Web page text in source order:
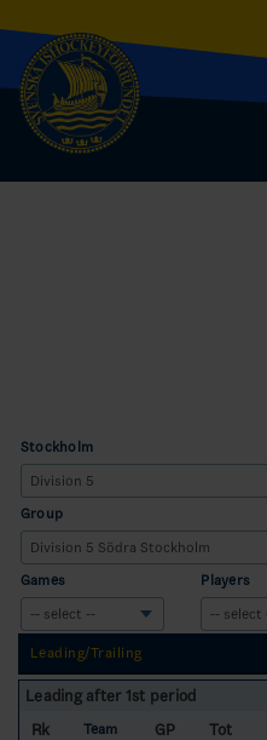
Stockholm
Group
Games Players
Leading/Trailing
Leading after 1st period
Rk
Team GP Tot